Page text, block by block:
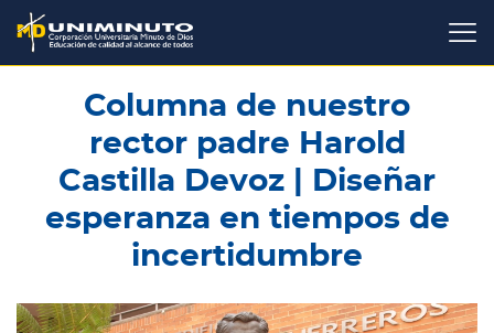
Pasar
contenido
principal
Columna de nuestro
rector padre Harold
Castilla Devoz | Diseñar
esperanza en tiempos de
incertidumbre